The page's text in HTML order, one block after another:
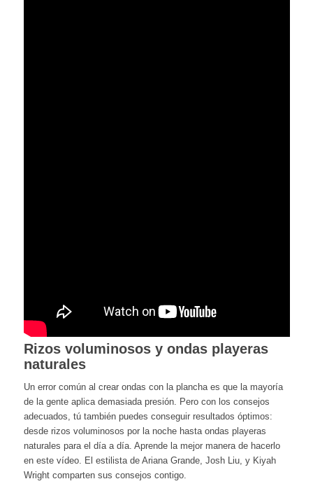
Rizos voluminosos y ondas playeras
naturales
Un error común al crear ondas con la plancha es que la mayoría
de la gente aplica demasiada presión. Pero con los consejos
adecuados, tú también puedes conseguir resultados óptimos:
desde rizos voluminosos por la noche hasta ondas playeras
naturales para el día a día. Aprende la mejor manera de hacerlo
en este vídeo. El estilista de Ariana Grande, Josh Liu, y Kiyah
Wright comparten sus consejos contigo.